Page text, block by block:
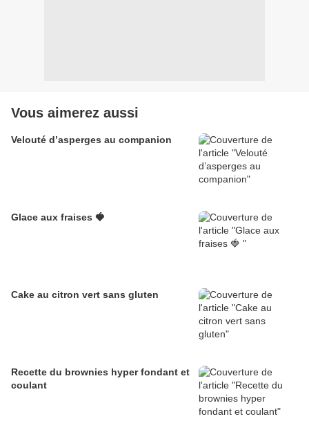
Vous aimerez aussi
Velouté d’asperges au companion
Glace aux fraises 🍓
Cake au citron vert sans gluten
Recette du brownies hyper fondant et
coulant